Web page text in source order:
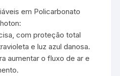
em Policarbonato
com proteção total
e luz azul danosa.
aumentar o fluxo de ar e